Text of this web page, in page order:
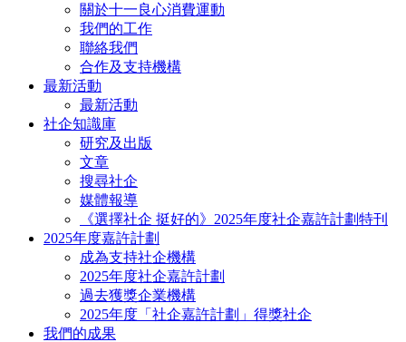
關於十一良心消費運動
我們的工作
聯絡我們
合作及支持機構
最新活動
最新活動
社企知識庫
研究及出版
文章
搜尋社企
媒體報導
《選擇社企 挺好的》2025年度社企嘉許計劃特刊
2025年度嘉許計劃
成為支持社企機構
2025年度社企嘉許計劃
過去獲獎企業機構
2025年度「社企嘉許計劃」得獎社企
我們的成果